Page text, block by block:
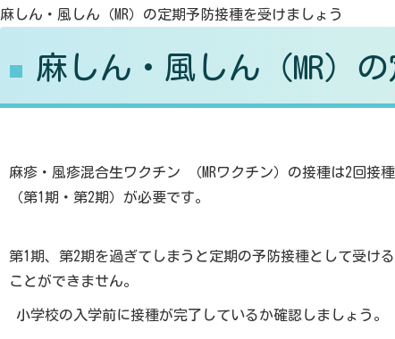
麻しん・風しん（MR）の定期予防接種を受けましょう
麻しん・風しん（MR）
麻疹・風疹混合生ワクチン （MRワクチン）の接種は2回接種
（第1期・第2期）が必要です。
第1期、第2期を過ぎてしまうと定期の予防接種として受ける
ことができません。
小学校の入学前に接種が完了しているか確認しましょう。